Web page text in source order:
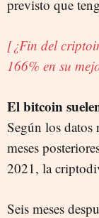
previsto que
[¿Fin del
166% en su
El bitcoin
Según los datos
meses
2021, la
Seis meses